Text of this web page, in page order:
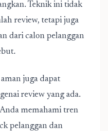
Teknik ini tidak
review, tetapi juga
dari calon pelanggan
juga dapat
review yang ada.
memahami tren
pelanggan dan